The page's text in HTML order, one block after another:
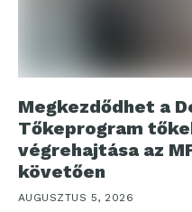
Megkezdődhet a
Tőkeprogram
végrehajtása az
követően
AUGUSZTUS 5, 2026